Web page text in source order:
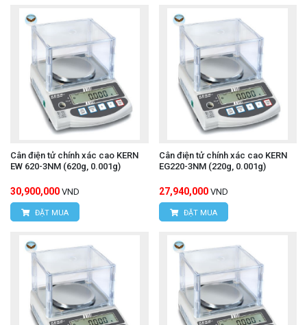
Cân điện tử chính xác cao KERN
EW 620-3NM (620g, 0.001g)
30,900,000 VND
ĐẶT MUA
Cân điện tử chính xác cao KERN
EG220-3NM (220g, 0.001g)
27,940,000 VND
ĐẶT MUA